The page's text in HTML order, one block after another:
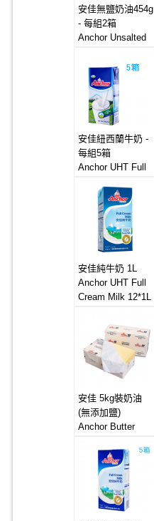
安佳無鹽奶油454g
- 每組2箱
Anchor Unsalted
20x454g
安佳紐西蘭牛奶 -
每組5箱
Anchor UHT Full
12x1Litre
安佳純牛奶 1L
Anchor UHT Full
Cream Milk 12*1L
安佳 5kg裝奶油
(無添加鹽)
Anchor Butter